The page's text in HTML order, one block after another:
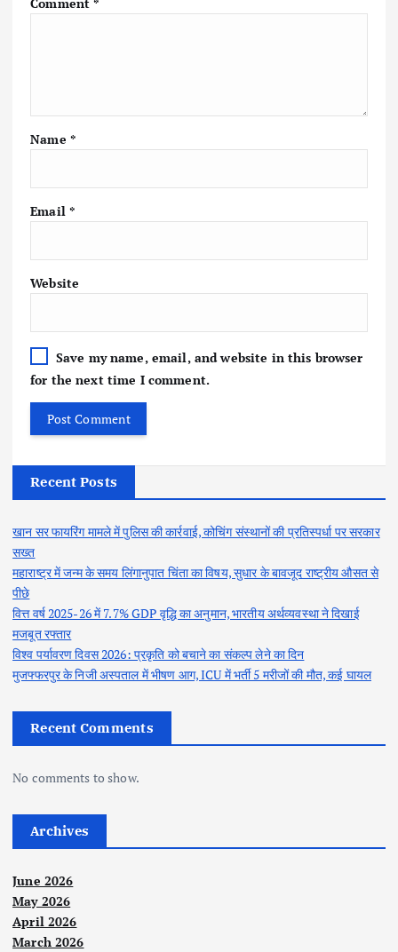
Name *
Email *
Website
Save my name, email, and website in this browser
for the next time I comment.
Recent Posts
खान सर फायरिंग मामले में पुलिस की कार्रवाई, कोचिंग संस्थानों की प्रतिस्पर्धा पर सरकार
सख्त
महाराष्ट्र में जन्म के समय लिंगानुपात चिंता का विषय, सुधार के बावजूद राष्ट्रीय औसत से
पीछे
वित्त वर्ष 2025-26 में 7.7% GDP वृद्धि का अनुमान, भारतीय अर्थव्यवस्था ने दिखाई
मजबूत रफ्तार
विश्व पर्यावरण दिवस 2026: प्रकृति को बचाने का संकल्प लेने का दिन
मुजफ्फरपुर के निजी अस्पताल में भीषण आग, ICU में भर्ती 5 मरीजों की मौत, कई घायल
Recent Comments
No comments to show.
Archives
June 2026
May 2026
April 2026
March 2026